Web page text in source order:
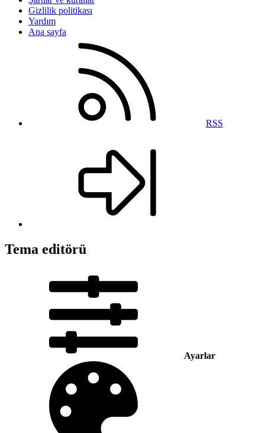
Gizlilik politikası
Yardım
Ana sayfa
RSS
Tema editörü
Ayarlar